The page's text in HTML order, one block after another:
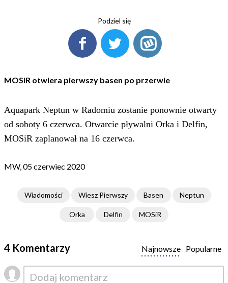
Podziel się
MOSiR otwiera pierwszy basen po przerwie
Aquapark Neptun w Radomiu zostanie ponownie otwarty
od soboty 6 czerwca. Otwarcie pływalni Orka i Delfin,
MOSiR zaplanował na 16 czerwca.
MW, 05 czerwiec 2020
Wiadomości Wiesz Pierwszy Basen Neptun
Orka Delfin MOSiR
4 Komentarzy Popularne
Najnowsze